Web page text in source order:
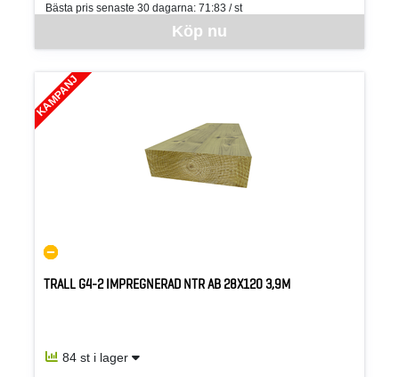
Köp nu
Bästa pris senaste 30 dagarna: 71:83 / st
KAMPANJ
TRALL G4-2 IMPREGNERAD NTR AB 28X120 3,9M
84 st i lager